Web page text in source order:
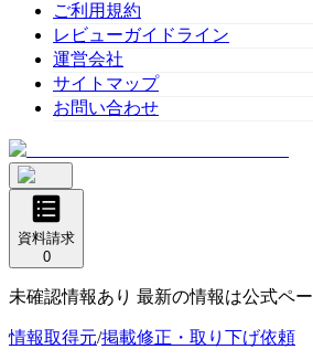
ご利用規約
レビューガイドライン
運営会社
サイトマップ
お問い合わせ
資料請求
0
未確認情報あり 最新の情報は公式ペ
情報取得元/掲載修正・取り下げ依頼